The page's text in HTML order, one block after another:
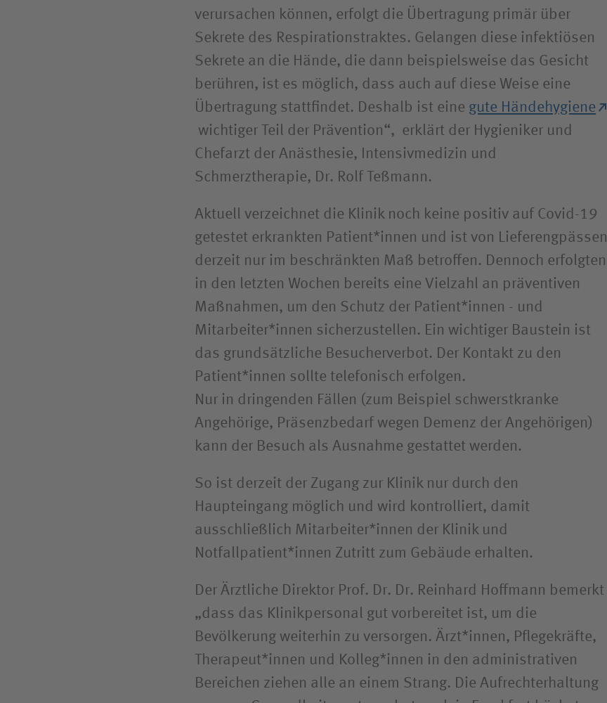
verursachen können, erfolgt die Übertragung primär über
Sekrete des Respirationstraktes. Gelangen diese infektiösen
Sekrete an die Hände, die dann beispielsweise das Gesicht
berühren, ist es möglich, dass auch auf diese Weise eine
Übertragung stattfindet. Deshalb ist eine gute Händehygiene
wichtiger Teil der Prävention“, erklärt der Hygieniker und
Chefarzt der Anästhesie, Intensivmedizin und
Schmerztherapie, Dr. Rolf Teßmann.
Aktuell verzeichnet die Klinik noch keine positiv auf Covid-19
getestet erkrankten Patient*innen und ist von Lieferengpässen
derzeit nur im beschränkten Maß betroffen. Dennoch erfolgten
in den letzten Wochen bereits eine Vielzahl an präventiven
Maßnahmen, um den Schutz der Patient*innen - und
Mitarbeiter*innen sicherzustellen. Ein wichtiger Baustein ist
das grundsätzliche Besucherverbot. Der Kontakt zu den
Patient*innen sollte telefonisch erfolgen.
Nur in dringenden Fällen (zum Beispiel schwerstkranke
Angehörige, Präsenzbedarf wegen Demenz der Angehörigen)
kann der Besuch als Ausnahme gestattet werden.
So ist derzeit der Zugang zur Klinik nur durch den
Haupteingang möglich und wird kontrolliert, damit
ausschließlich Mitarbeiter*innen der Klinik und
Notfallpatient*innen Zutritt zum Gebäude erhalten.
Der Ärztliche Direktor Prof. Dr. Dr. Reinhard Hoffmann bemerkt
„dass das Klinikpersonal gut vorbereitet ist, um die
Bevölkerung weiterhin zu versorgen. Ärzt*innen, Pflegekräfte,
Therapeut*innen und Kolleg*innen in den administrativen
Bereichen ziehen alle an einem Strang. Die Aufrechterhaltung